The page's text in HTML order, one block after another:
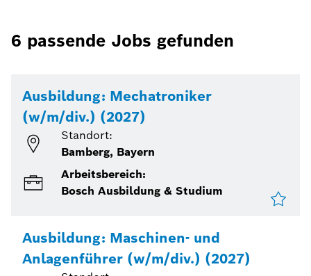
6 passende Jobs gefunden
Ausbildung: Mechatroniker
(w/m/div.) (2027)
Standort:
Bamberg, Bayern
Arbeitsbereich:
Bosch Ausbildung & Studium
Ausbildung: Maschinen- und
Anlagenführer (w/m/div.) (2027)